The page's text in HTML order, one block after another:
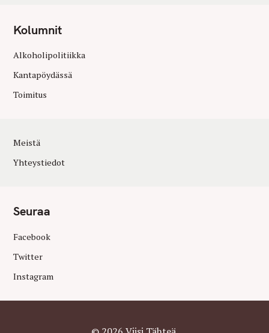
Kolumnit
Alkoholipolitiikka
Kantapöydässä
Toimitus
Meistä
Yhteystiedot
Seuraa
Facebook
Twitter
Instagram